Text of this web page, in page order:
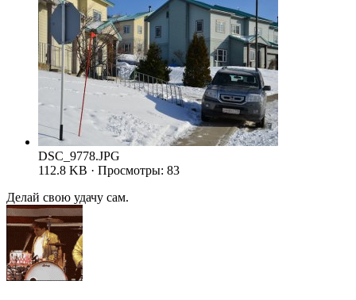
DSC_9778.JPG
112.8 KB · Просмотры: 83
Делай свою удачу сам.